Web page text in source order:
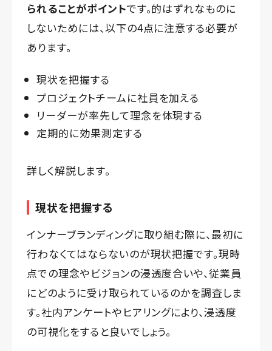
られることがポイントです。的はずれなものに
しないためには、以下の4点に注意する必要が
あります。
現状を把握する
プロジェクトチームに社員を加える
リーダーが率先して理念を体現する
定期的に効果測定する
詳しく解説します。
現状を把握する
インナーブランディングに取り組む際に、最初に
行わなくてはならないのが現状把握です。現時
点での理念やビジョンの浸透度合いや、従業員
にどのように受け取られているのかを調査しま
す。社内アンケートやヒアリングにより、浸透度
の可視化をすると良いでしょう。